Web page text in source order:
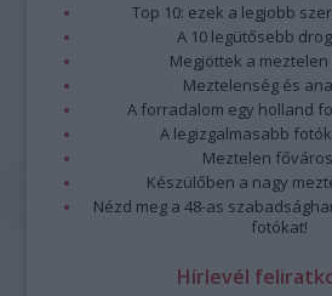
Top 10: ezek a legjobb
A 10 legütősebb
Megjöttek a
Meztelenség és
A forradalom egy holland
A legizgalmasabb
Meztelen
Készülőben a nagy
Nézd meg a 48-as
fotókat!
Hírlevél